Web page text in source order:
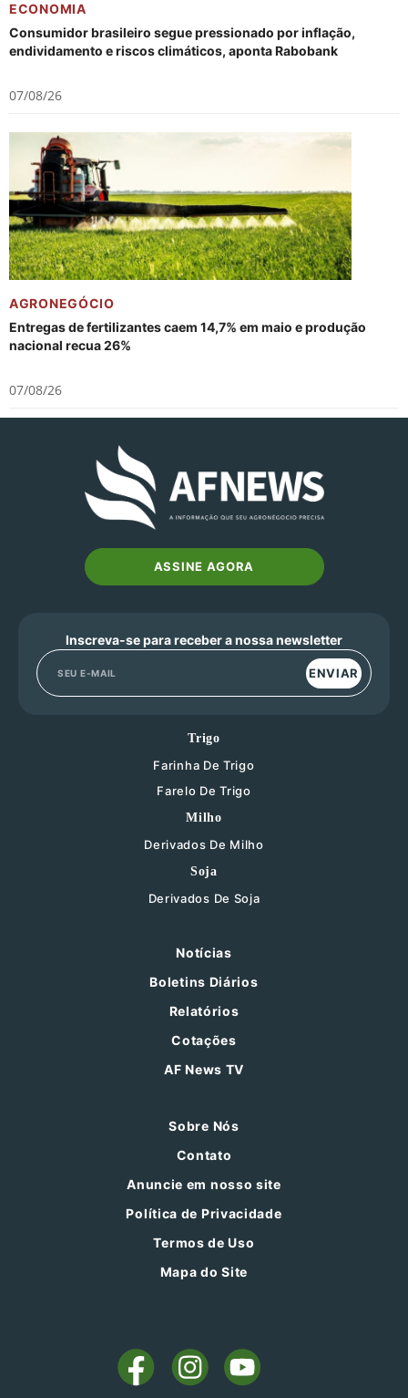
ECONOMIA
Consumidor brasileiro segue pressionado por inflação,
endividamento e riscos climáticos, aponta Rabobank
07/08/26
AGRONEGÓCIO
Entregas de fertilizantes caem 14,7% em maio e produção
nacional recua 26%
07/08/26
ASSINE AGORA
Inscreva-se para receber a nossa newsletter
ENVIAR
Trigo
Farinha De Trigo
Farelo De Trigo
Milho
Derivados De Milho
Soja
Derivados De Soja
Notícias
Boletins Diários
Relatórios
Cotações
AF News TV
Sobre Nós
Contato
Anuncie em nosso site
Política de Privacidade
Termos de Uso
Mapa do Site